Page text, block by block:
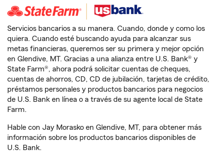
Servicios bancarios a su manera. Cuando, donde y como los
quiera. Cuando esté buscando ayuda para alcanzar sus
metas financieras, queremos ser su primera y mejor opción
en Glendive, MT. Gracias a una alianza entre U.S. Bank® y
State Farm®, ahora podrá solicitar cuentas de cheques,
cuentas de ahorros, CD, CD de jubilación, tarjetas de crédito,
préstamos personales y productos bancarios para negocios
de U.S. Bank en línea o a través de su agente local de State
Farm.
Hable con Jay Morasko en Glendive, MT, para obtener más
información sobre los productos bancarios disponibles de
U.S. Bank.